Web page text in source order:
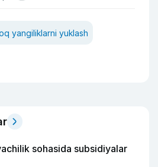
yangiliklarni yuklash
sohasida subsidiyalar